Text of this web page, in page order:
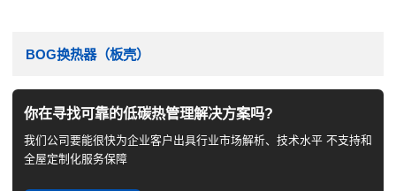
BOG换热器（板壳）
你在寻找可靠的低碳热管理解决方案吗?
我们公司要能很快为企业客户出具行业市场解析、技术水平 不支持和
全屋定制化服务保障